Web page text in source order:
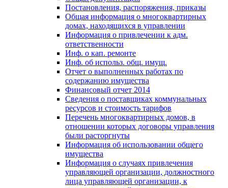
Постановления, распоряжения, приказы
Общая информация о многоквартирных
домах, находящихся в управлении
Информация о привлечении к адм.
ответственности
Инф. о кап. ремонте
Инф. об использ. общ. имущ.
Отчет о выполненных работах по
содержанию имущества
Финансовый отчет 2014
Сведения о поставщиках коммунальных
ресурсов и стоимость тарифов
Перечень многоквартирных домов, в
отношении которых договоры управления
были расторгнуты
Информация об использовании общего
имущества
Информация о случаях привлечения
управляющей организации, должностного
лица управляющей организации, к